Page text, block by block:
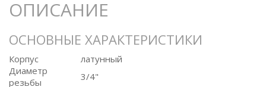
ОПИСАНИЕ
ОСНОВНЫЕ ХАРАКТЕРИСТИКИ
Корпус
латунный
Диаметр
резьбы
3/4"